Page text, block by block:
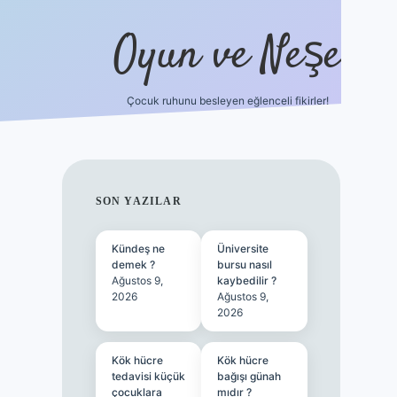
Oyun ve Neşe
Çocuk ruhunu besleyen eğlenceli fikirler!
SIDEBAR
SON YAZILAR
Kündeş ne
demek ?
Ağustos 9,
2026
Üniversite
bursu nasıl
kaybedilir ?
Ağustos 9,
2026
Kök hücre
tedavisi küçük
çocuklara
Kök hücre
bağışı günah
mıdır ?
betci ilbet yeni giriş